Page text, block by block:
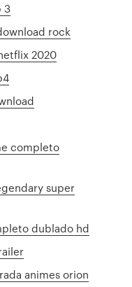
3
rock
2020
completo
super
dublado hd
animes orion